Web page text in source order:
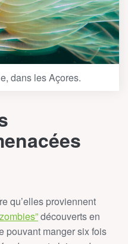
dans les Açores.
qu’elles proviennent
découverts en
pouvant manger six fois